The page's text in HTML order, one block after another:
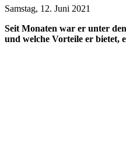
Samstag, 12. Juni 2021
Seit Monaten war er unter
und welche Vorteile er bietet,